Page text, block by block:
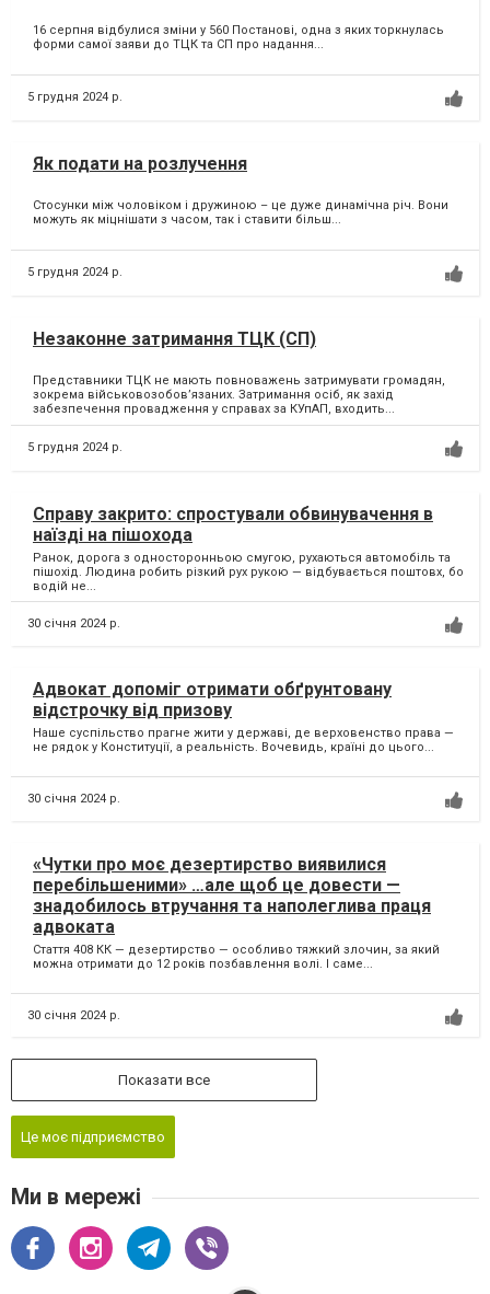
16 серпня відбулися зміни у 560 Постанові, одна з яких торкнулась
форми самої заяви до ТЦК та СП про надання...
5 грудня 2024 р.
Як подати на розлучення
Стосунки між чоловіком і дружиною – це дуже динамічна річ. Вони
можуть як міцнішати з часом, так і ставити більш...
5 грудня 2024 р.
Незаконне затримання ТЦК (СП)
Представники ТЦК не мають повноважень затримувати громадян,
зокрема військовозобов’язаних. Затримання осіб, як захід
забезпечення провадження у справах за КУпАП, входить...
5 грудня 2024 р.
Справу закрито: спростували обвинувачення в
наїзді на пішохода
Ранок, дорога з односторонньою смугою, рухаються автомобіль та
пішохід. Людина робить різкий рух рукою — відбувається поштовх, бо
водій не...
30 січня 2024 р.
Адвокат допоміг отримати обґрунтовану
відстрочку від призову
Наше суспільство прагне жити у державі, де верховенство права —
не рядок у Конституції, а реальність. Вочевидь, країні до цього...
30 січня 2024 р.
«Чутки про моє дезертирство виявилися
перебільшеними» …але щоб це довести —
знадобилось втручання та наполеглива праця
адвоката
Стаття 408 КК — дезертирство — особливо тяжкий злочин, за який
можна отримати до 12 років позбавлення волі. І саме...
30 січня 2024 р.
Показати все
Це моє підприємство
Ми в мережі